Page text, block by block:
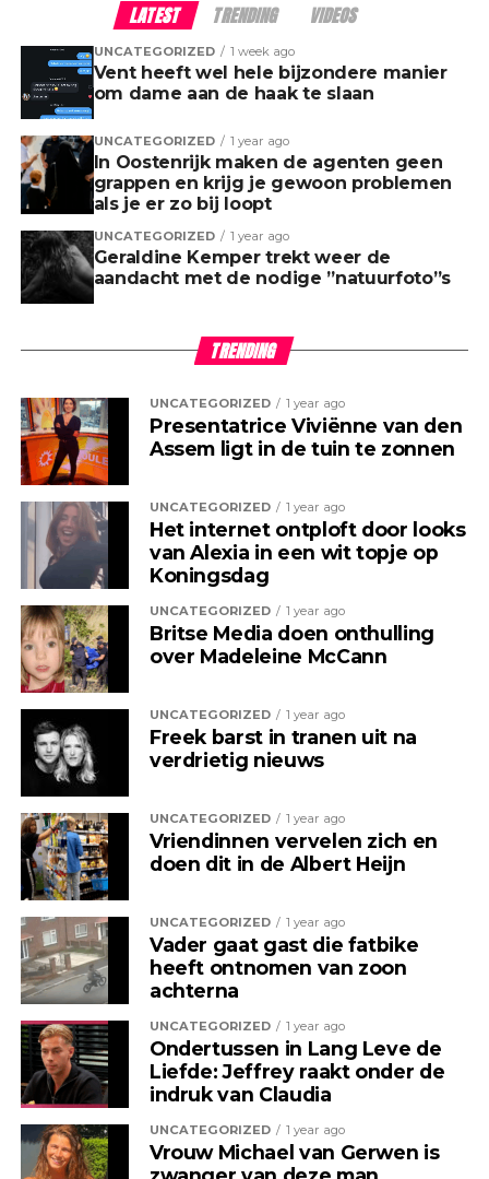
LATEST TRENDING VIDEOS
UNCATEGORIZED 1 week ago
Vent heeft wel hele bijzondere manier
om dame aan de haak te slaan
UNCATEGORIZED 1 year ago
In Oostenrijk maken de agenten geen
grappen en krijg je gewoon problemen
als je er zo bij loopt
UNCATEGORIZED 1 year ago
Geraldine Kemper trekt weer de
aandacht met de nodige ”natuurfoto”s
TRENDING
UNCATEGORIZED 1 year ago
Presentatrice Viviënne van den
Assem ligt in de tuin te zonnen
UNCATEGORIZED 1 year ago
Het internet ontploft door looks
van Alexia in een wit topje op
Koningsdag
UNCATEGORIZED 1 year ago
Britse Media doen onthulling
over Madeleine McCann
UNCATEGORIZED 1 year ago
Freek barst in tranen uit na
verdrietig nieuws
UNCATEGORIZED 1 year ago
Vriendinnen vervelen zich en
doen dit in de Albert Heijn
UNCATEGORIZED 1 year ago
Vader gaat gast die fatbike
heeft ontnomen van zoon
achterna
UNCATEGORIZED 1 year ago
Ondertussen in Lang Leve de
Liefde: Jeffrey raakt onder de
indruk van Claudia
UNCATEGORIZED 1 year ago
Vrouw Michael van Gerwen is